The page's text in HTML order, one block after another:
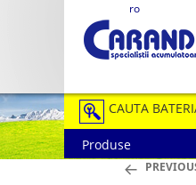
ro
CAUTA
Auto / Moto
Produse